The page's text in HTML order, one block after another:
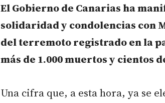
El Gobierno de Canarias ha
solidaridad y condolencias con
del terremoto registrado en la
más de 1.000 muertos y cientos
Una cifra que, a esta hora, ya se